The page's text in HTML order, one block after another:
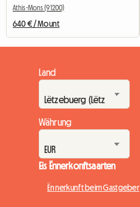
Athis-Mons (91200)
640 € / Mount
Land
Währung
Eis Ënnerkonftsaarten
Ënnerkunft beim Gastgeber